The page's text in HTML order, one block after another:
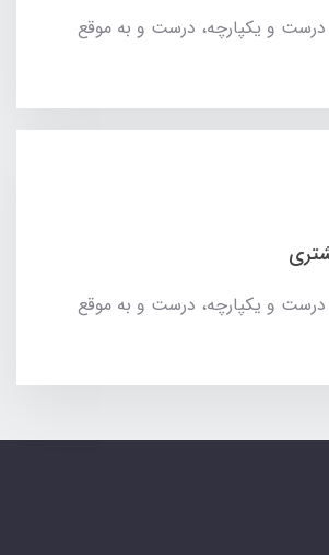
درست و یکپارچه، درست و به موقع
درست و یکپارچه، درست و به موقع